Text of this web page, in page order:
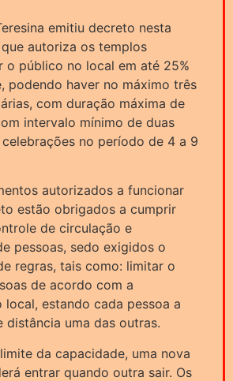
emitiu decreto nesta
autoriza os templos
o público no local em até 25%
podendo haver no máximo três
com duração máxima de
intervalo mínimo de duas
no período de 4 a 9
autorizados a funcionar
estão obrigados a cumprir
de circulação e
pessoas, sedo exigidos o
regras, tais como: limitar o
de acordo com a
local, estando cada pessoa a
distância uma das outras.
da capacidade, uma nova
entrar quando outra sair. Os